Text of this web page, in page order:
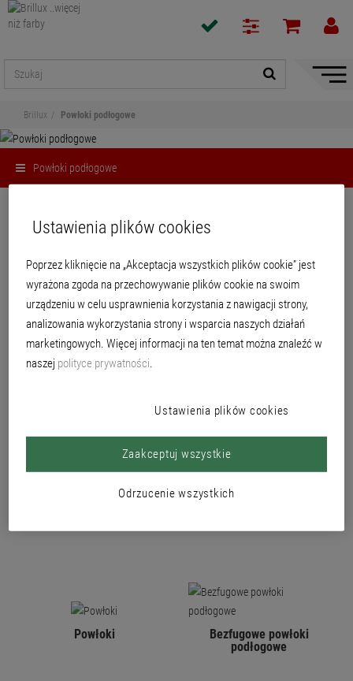
Pokaż
Brillux Powłoki podłogowe
Powłoki podłogowe
Powłoki podłogowe
PRODUKTY
Podkłady gruntujące Powłoki ochronne
Powłoki
Bezfugowe powłoki
podłogowe
Ustawienia plików cookies
Poprzez kliknięcie na „Akceptacja wszystkich plików cookie” jest
wyrażona zgoda na przechowywanie plików cookie na swoim
urządzeniu w celu usprawnienia korzystania z nawigacji strony,
analizowania wykorzystania strony i wsparcia naszych działań
marketingowych. Więcej informacji na ten temat można znaleźć w
naszej polityce prywatności.
Ustawienia plików cookies
Odrzucenie wszystkich
Zaakceptuj wszystkie